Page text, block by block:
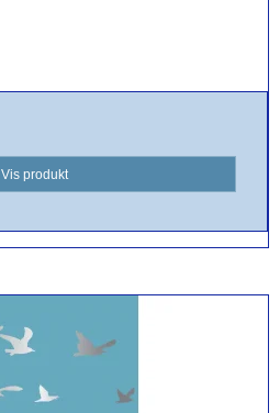
Vis produkt